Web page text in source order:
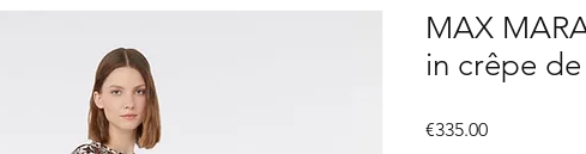
MAX
in crêpe
€335.00Price